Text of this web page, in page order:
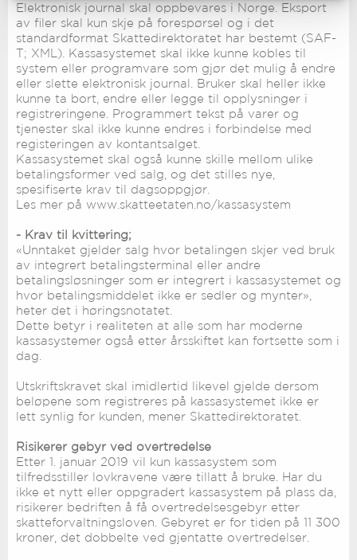
Elektronisk journal skal oppbevares i Norge. Eksport
av filer skal kun skje på forespørsel og i det
standardformat Skattedirektoratet har bestemt (SAF-
T; XML). Kassasystemet skal ikke kunne kobles til
system eller programvare som gjør det mulig å endre
eller slette elektronisk journal. Bruker skal heller ikke
kunne ta bort, endre eller legge til opplysninger i
registreringene. Programmert tekst på varer og
tjenester skal ikke kunne endres i forbindelse med
registeringen av kontantsalget.
Kassasystemet skal også kunne skille mellom ulike
betalingsformer ved salg, og det stilles nye,
spesifiserte krav til dagsoppgjør.
Les mer på www.skatteetaten.no/kassasystem
- Krav til kvittering;
«Unntaket gjelder salg hvor betalingen skjer ved bruk
av integrert betalingsterminal eller andre
betalingsløsninger som er integrert i kassasystemet og
hvor betalingsmiddelet ikke er sedler og mynter»,
heter det i høringsnotatet.
Dette betyr i realiteten at alle som har moderne
kassasystemer også etter årsskiftet kan fortsette som i
dag.
Utskriftskravet skal imidlertid likevel gjelde dersom
beløpene som registreres på kassasystemet ikke er
lett synlig for kunden, mener Skattedirektoratet.
Risikerer gebyr ved overtredelse
Etter 1. januar 2019 vil kun kassasystem som
tilfredsstiller lovkravene være tillatt å bruke. Har du
ikke et nytt eller oppgradert kassasystem på plass da,
risikerer bedriften å få overtredelsesgebyr etter
skatteforvaltningsloven. Gebyret er for tiden på 11 300
kroner, det dobbelte ved gjentatte overtredelser.